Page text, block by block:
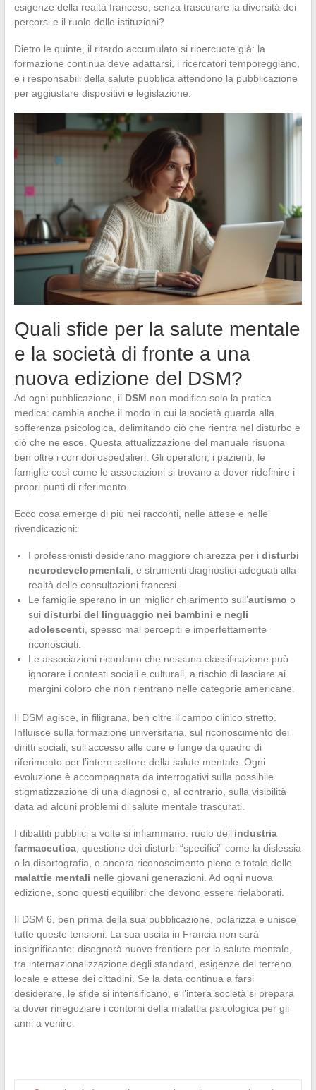
esigenze della realtà francese, senza trascurare la diversità dei
percorsi e il ruolo delle istituzioni?
Dietro le quinte, il ritardo accumulato si ripercuote già: la
formazione continua deve adattarsi, i ricercatori temporeggiano,
e i responsabili della salute pubblica attendono la pubblicazione
per aggiustare dispositivi e legislazione.
Quali sfide per la salute mentale
e la società di fronte a una
nuova edizione del DSM?
Ad ogni pubblicazione, il DSM non modifica solo la pratica
medica: cambia anche il modo in cui la società guarda alla
sofferenza psicologica, delimitando ciò che rientra nel disturbo e
ciò che ne esce. Questa attualizzazione del manuale risuona
ben oltre i corridoi ospedalieri. Gli operatori, i pazienti, le
famiglie così come le associazioni si trovano a dover ridefinire i
propri punti di riferimento.
Ecco cosa emerge di più nei racconti, nelle attese e nelle
rivendicazioni:
I professionisti desiderano maggiore chiarezza per i disturbi
neurodevelopmentali , e strumenti diagnostici adeguati alla
realtà delle consultazioni francesi.
Le famiglie sperano in un miglior chiarimento sull’autismo o
sui disturbi del linguaggio nei bambini e negli
adolescenti , spesso mal percepiti e imperfettamente
riconosciuti.
Le associazioni ricordano che nessuna classificazione può
ignorare i contesti sociali e culturali, a rischio di lasciare ai
margini coloro che non rientrano nelle categorie americane.
Il DSM agisce, in filigrana, ben oltre il campo clinico stretto.
Influisce sulla formazione universitaria, sul riconoscimento dei
diritti sociali, sull’accesso alle cure e funge da quadro di
riferimento per l’intero settore della salute mentale. Ogni
evoluzione è accompagnata da interrogativi sulla possibile
stigmatizzazione di una diagnosi o, al contrario, sulla visibilità
data ad alcuni problemi di salute mentale trascurati.
I dibattiti pubblici a volte si infiammano: ruolo dell’industria
farmaceutica, questione dei disturbi “specifici” come la dislessia
o la disortografia, o ancora riconoscimento pieno e totale delle
malattie mentali nelle giovani generazioni. Ad ogni nuova
edizione, sono questi equilibri che devono essere rielaborati.
Il DSM 6, ben prima della sua pubblicazione, polarizza e unisce
tutte queste tensioni. La sua uscita in Francia non sarà
insignificante: disegnerà nuove frontiere per la salute mentale,
tra internazionalizzazione degli standard, esigenze del terreno
locale e attese dei cittadini. Se la data continua a farsi
desiderare, le sfide si intensificano, e l’intera società si prepara
a dover rinegoziare i contorni della malattia psicologica per gli
anni a venire.